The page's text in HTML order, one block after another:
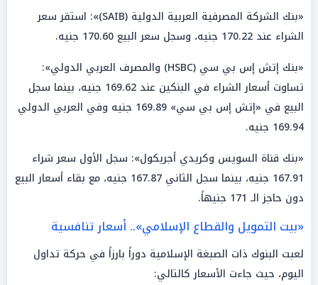
«بنك الشركة المصرفية العربية الدولية (SAIB)»: استقر سعر
الشراء عند 170.22 جنيه، وسجل سعر البيع 170.60 جنيه.
«بنك إتش إس بي سي (HSBC) والمصرف العربي الدولي»:
تساوت أسعار الشراء في البنكين عند 169.62 جنيه، بينما سجل
البيع في «إتش إس بي سي» 169.89 جنيه وفي العربي الدولي
169.94 جنيه.
«بنك قناة السويس وكريدي أجريكول»: سجل الأول سعر شراء
167.91 جنيه، بينما سجل الثاني 167.87 جنيه، مع بقاء أسعار البيع
دون حاجز الـ 171 جنيهاً.
«بيت التمويل والقطاع الإسلامي».. أسعار تنافسية
لعبت البنوك ذات الصبغة الإسلامية دوراً بارزاً في حركة تداول
اليوم، حيث جاءت الأسعار كالتالي: